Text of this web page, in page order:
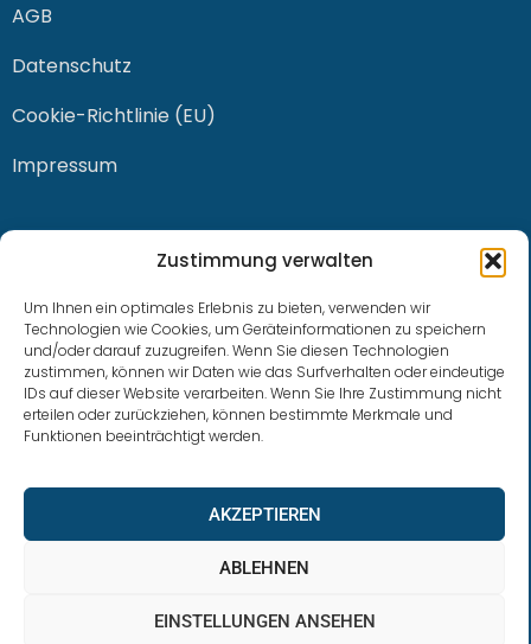
Zustimmung verwalten
Um Ihnen ein optimales Erlebnis zu bieten, verwenden wir
Technologien wie Cookies, um Geräteinformationen zu speichern
und/oder darauf zuzugreifen. Wenn Sie diesen Technologien
zustimmen, können wir Daten wie das Surfverhalten oder eindeutige
IDs auf dieser Website verarbeiten. Wenn Sie Ihre Zustimmung nicht
erteilen oder zurückziehen, können bestimmte Merkmale und
Funktionen beeinträchtigt werden.
AKZEPTIEREN
ABLEHNEN
EINSTELLUNGEN ANSEHEN
AGB
Datenschutz
Cookie-Richtlinie (EU)
Impressum
0228 / 915 614 81
klaus.buhl@libra-invest.de
LIBRAInvest © 2023 | Design by SOFTWARESTUBE